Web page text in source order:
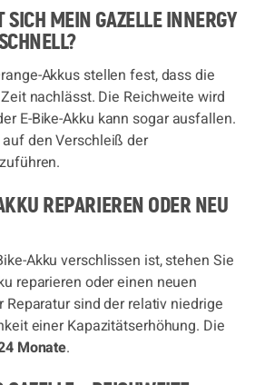
MEIN GAZELLE INNERGY
Akkus stellen fest, dass die
nachlässt. Die Reichweite wird
E-Bike-Akku kann sogar ausfallen.
den Verschleiß der
REPARIEREN ODER NEU
Akku verschlissen ist, stehen Sie
reparieren oder einen neuen
sind der relativ niedrige
einer Kapazitätserhöhung. Die
Monate.